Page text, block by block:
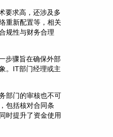
要求高，还涉及多
重新配置等，相关
规性与财务合理
步骤旨在确保外部
。IT部门经理或主
部门的审核也不可
包括核对合同条
时提升了资金使用